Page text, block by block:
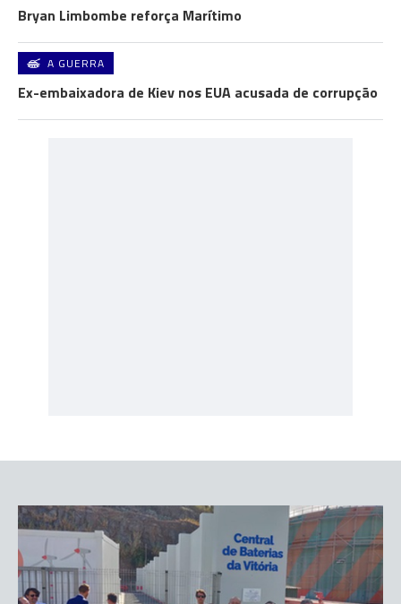
Bryan Limbombe reforça Marítimo
A GUERRA
Ex-embaixadora de Kiev nos EUA acusada de corrupção